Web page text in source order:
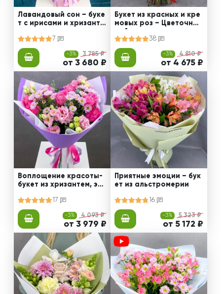
Лавандовый сон – буке
т с ирисами и хризанте
7
-3% 3 785 ₽
от 3 680 ₽
Букет из красных и кре
мовых роз – Цветочный
38
-3% 4 810 ₽
от 4 675 ₽
Воплощение красоты-
букет из хризантем, эус
17
-3% 4 093 ₽
от 3 979 ₽
Приятные эмоции – бук
ет из альстромерии
16
-3% 5 323 ₽
от 5 172 ₽